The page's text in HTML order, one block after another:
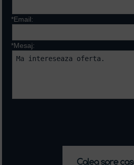
*Email:
*Mesaj: